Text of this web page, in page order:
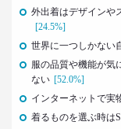
20代4人が
生活総研 上席
2019.02.27
｢無趣味に
三矢正浩
外出着はデザインや
[24.5%]
世界に一つしかない
服の品質や機能が気
ない [52.0%]
インターネットで実
着るものを選ぶ時は